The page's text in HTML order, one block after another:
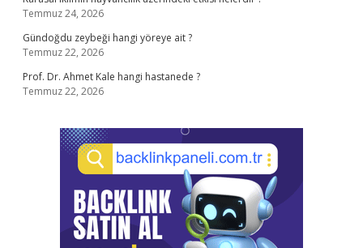
Temmuz 24, 2026
Gündoğdu zeybeği hangi yöreye ait ?
Temmuz 22, 2026
Prof. Dr. Ahmet Kale hangi hastanede ?
Temmuz 22, 2026